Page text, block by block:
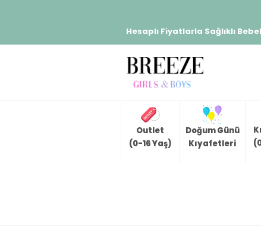
Hesaplı Fiyatlarla Sağlıklı
Outlet
(0-16 Yaş)
Doğum Günü
Kıyafetleri